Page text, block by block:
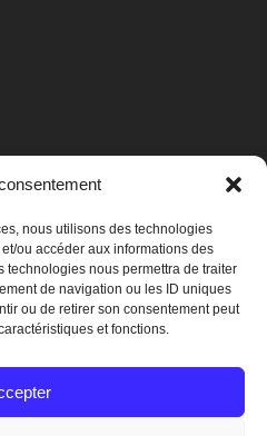
nous utilisons des technologies
ou accéder aux informations des
technologies nous permettra de traiter
de navigation ou les ID uniques
ou de retirer son consentement peut
et fonctions.